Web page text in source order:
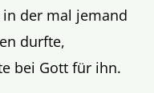
der mal jemand
durfte,
bei Gott für ihn.